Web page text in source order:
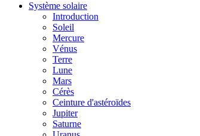
Système solaire
Introduction
Soleil
Mercure
Vénus
Terre
Lune
Mars
Cérès
Ceinture d'astéroïdes
Jupiter
Saturne